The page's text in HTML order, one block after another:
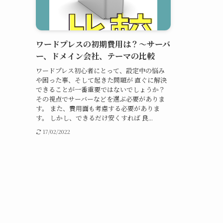
ワードプレスの初期費用は？～サーバ
ー、ドメイン会社、テーマの比較
ワードプレス初心者にとって、設定中の悩み
や困った事、そして起きた問題が 直ぐに解決
できることが一番重要ではないでしょうか？
その視点でサーバーなどを選ぶ必要がありま
す。 また、費用面も考慮する必要がありま
す。 しかし、できるだけ安くすれば 良...
17/02/2022